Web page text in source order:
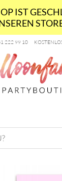
IST
222 99 10